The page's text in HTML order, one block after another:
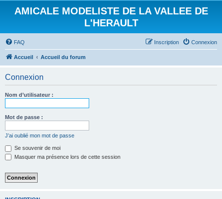
AMICALE MODELISTE DE LA VALLEE DE
L'HERAULT
FAQ Connexion
Inscription
Accueil Accueil du forum
Connexion
Nom d’utilisateur :
Mot de passe :
J’ai oublié mon mot de passe
Se souvenir de moi
Masquer ma présence lors de cette session